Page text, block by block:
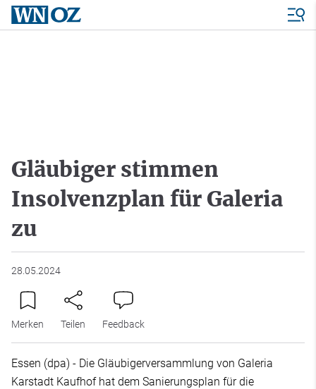
Gläubiger stimmen
Insolvenzplan für Galeria
zu
28.05.2024
Merken Teilen Feedback
Essen (dpa) - Die Gläubigerversammlung von Galeria
Karstadt Kaufhof hat dem Sanierungsplan für die